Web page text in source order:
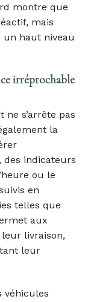
montre que
mais
un haut niveau
irréprochable
s’arrête pas
la
des indicateurs
ou le
en
telles que
aux
livraison,
leur
véhicules